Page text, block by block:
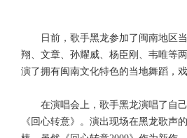
日前，歌手黑龙参加了闽南地区当
翔、文章、孙耀威、杨臣刚、韦唯等
演了拥有闽南文化特色的当地舞蹈，戏
在演唱会上，歌手黑龙演唱了自己
《回心转意》。演出现场在黑龙歌声